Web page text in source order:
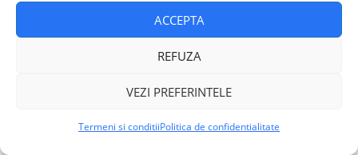
ACCEPTA
REFUZA
VEZI PREFERINTELE
Termeni si conditiiPolitica de confidentialitate